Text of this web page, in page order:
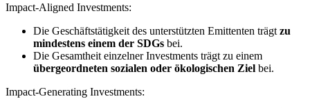
Impact-Aligned Investments:
Die Geschäftstätigkeit des unterstützten Emittenten trägt zu
mindestens einem der SDGs bei.
Die Gesamtheit einzelner Investments trägt zu einem
übergeordneten sozialen oder ökologischen Ziel bei.
Impact-Generating Investments: